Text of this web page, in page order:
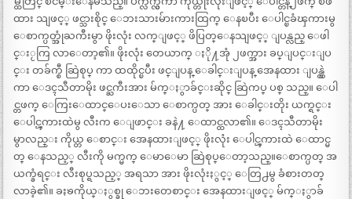
ထား သျဖင့္ ဖင္သားစိုင္ ေဘးသားမ်ားကားထြက္ ေနၿပီး ေပါင္ၿခံၾကားမွ
ေစာက္ပတ္အုံႀကီးမွာ ဖိုးလုံး လက္ျဖင့္ ဖိပြတ္ေနသျဖင့္ ျပန္လည္ ေဖါ
င္းႂကြ လာေတာ့၏။ ဖိုးလုံး တေယာက္ ႏို႔အုံ ၂ဖက္အား ခပ္ျပင္းျပ
င္း တခ်က္စီ ဆြဲစုပ္ ကာ ထထိုင္ၿပီး ဖင္ျပန္ ေခါင္းျပန္ အေနထား ျပန္လွဲ
ကာ ေဒၚသီတာမိုး ဖင္ႀကီးအား မ်က္ႏွာခ်င္းဆိုင္ ဆြဲကပ္ ပစ္ သည္။ ေပါ
င္တဖက္ ေကြးေထာင္ေပးေသာ ေစာက္ပတ္ အား ေခါင္းတိုး ယက္ရင္း
ေပါင္ၾကားထဲမွ လီးက ေျဖာင္း ခနဲ႔ ေထာင္ထလာ၏။ ေဒၚသီတာမိုး
မွာလည္း ကိုယ္တ ေစာင္း အေနထားျဖင့္ ဖိုးလုံး ေပါင္ၾကားထဲ ေထာင္မ
တ္ ေနသည့္ လီးကို မက္မက္ ေမာေမာ ဆြဲစုပ္ေတာ့သည္။ေစာက္ပတ္ အ
ယက္ခံရင္း လီးစုပ္ရသည့္ အရသာ အား ဖိုးလုံးႏွင့္ ေတြ႕မွ ခံစားတတ္
လာခဲ့၏။ ခႏၶကိုယ္ႏွစ္ခု ေဘးတေစာင္း အေနထားျဖင့္ မ်က္ႏွာခ်